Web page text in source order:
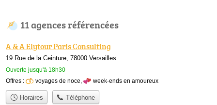
11 agences référencées
A & A Elytour Paris Consulting
19 Rue de la Ceinture, 78000 Versailles
Ouverte jusqu'à 18h30
Offres :
voyages de noce, week-ends en amoureux
Horaires Téléphone